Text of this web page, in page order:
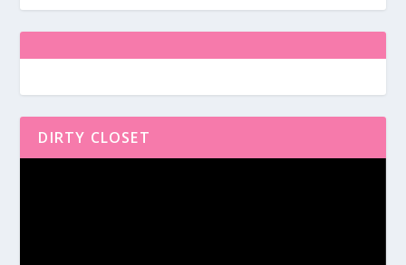
DIRTY CLOSET